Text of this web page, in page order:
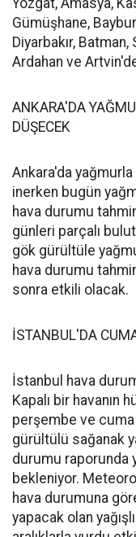
Yozgat, Amasya,
Gümüşhane,
Diyarbakır, Batman,
Ardahan ve
ANKARA'DA
DÜŞECEK
Ankara'da
inerken bugün
hava durumu
günleri parçalı
gök gürültüle
hava durumu
sonra etkili olacak.
İSTANBUL'DA
İstanbul hava
Kapalı bir havanın
perşembe ve
gürültülü sağanak
durumu raporunda
bekleniyor.
hava durumuna
yapacak olan